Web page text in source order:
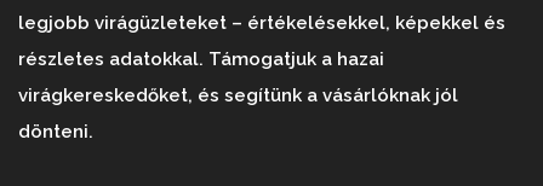
legjobb virágüzleteket – értékelésekkel, képekkel és
részletes adatokkal. Támogatjuk a hazai
virágkereskedőket, és segítünk a vásárlóknak jól
dönteni.